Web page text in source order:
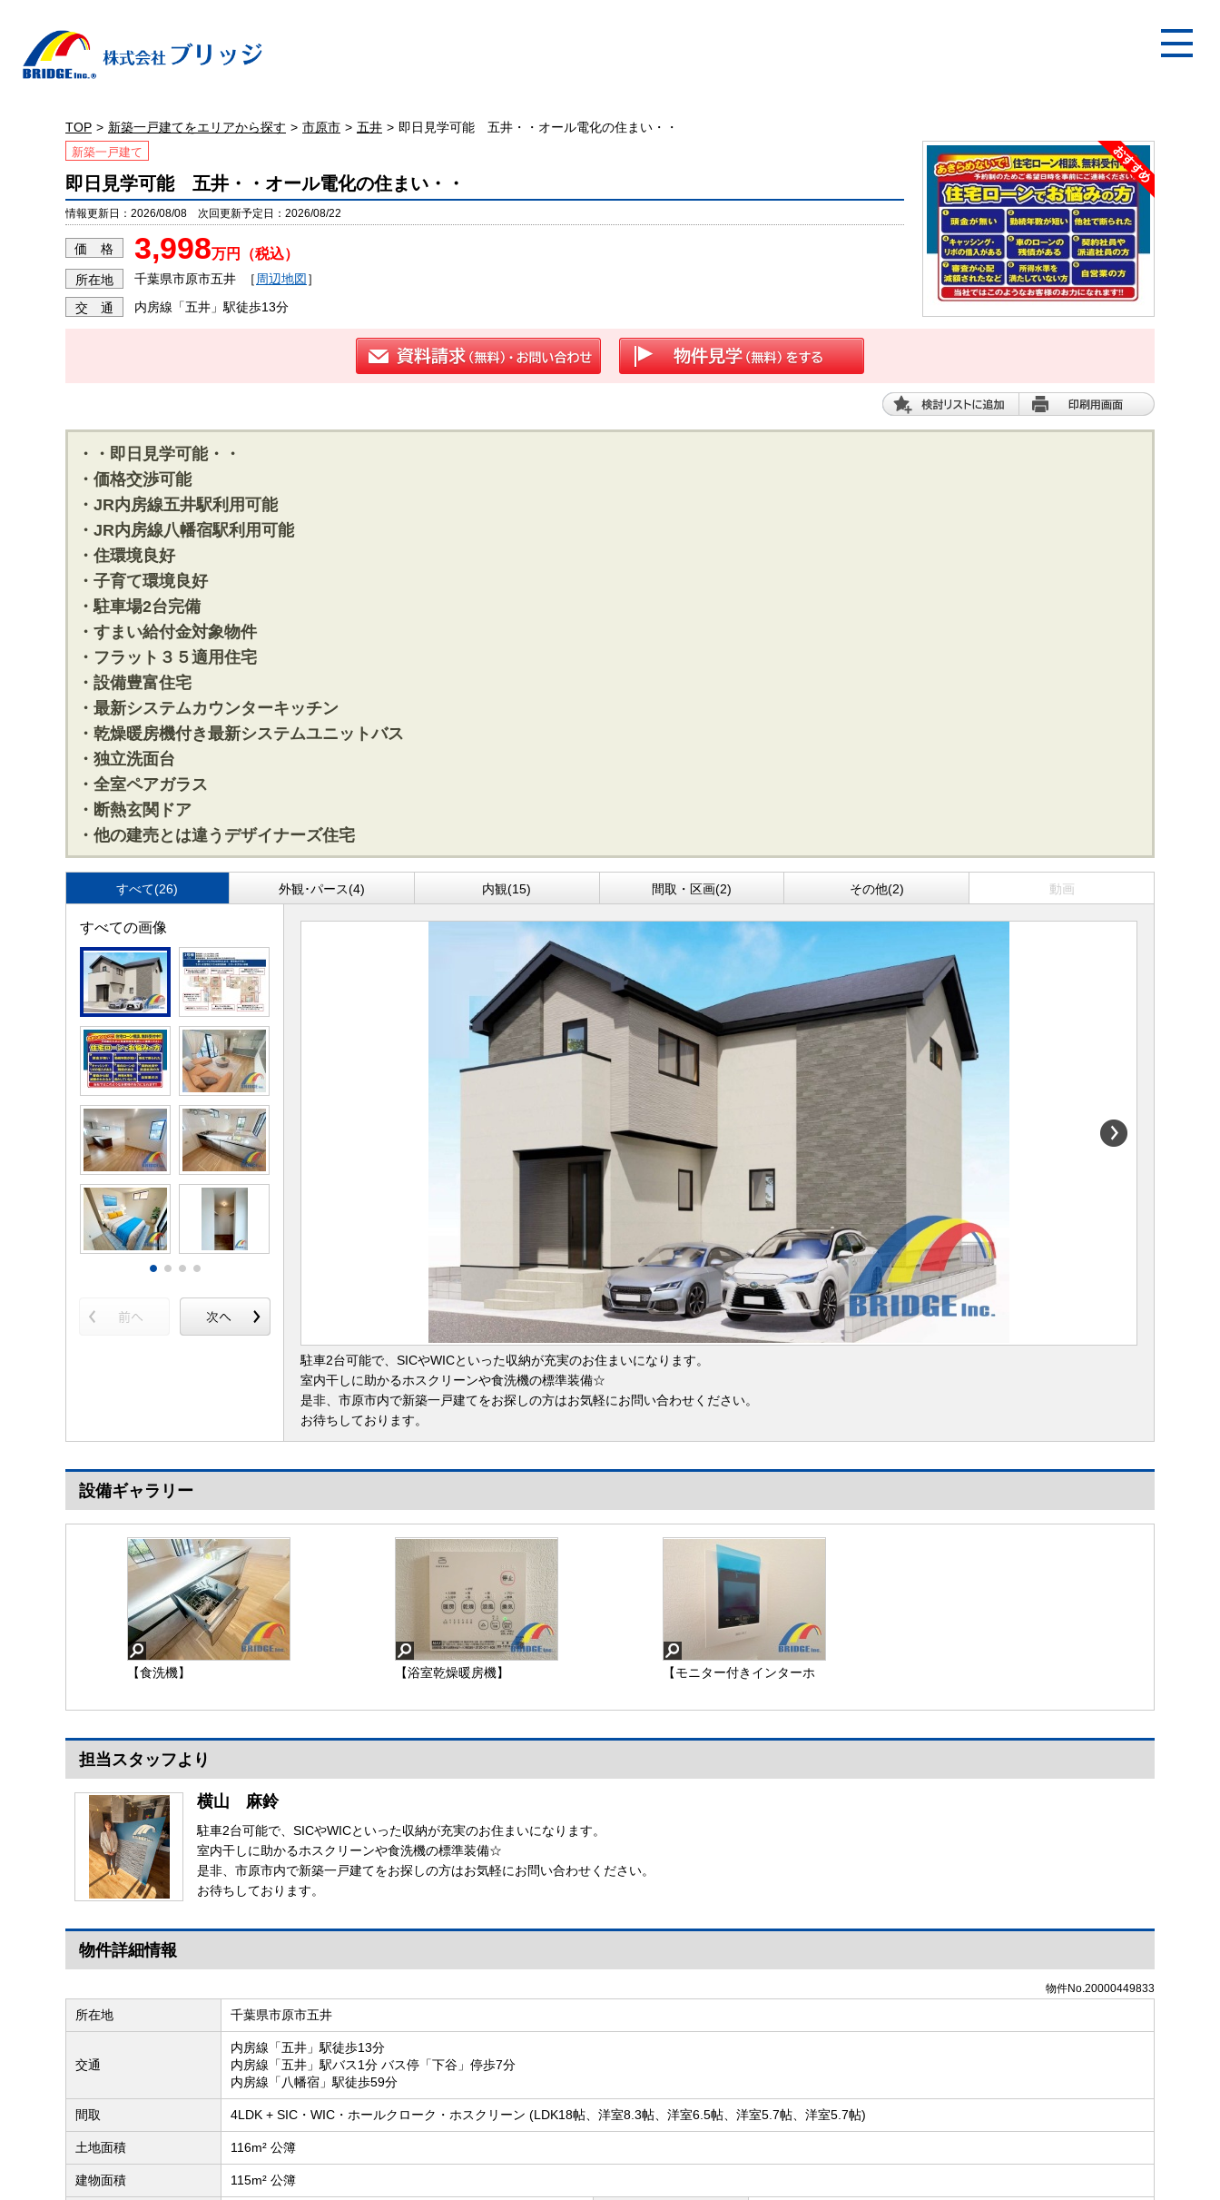
TOP 新築一戸建てをエリアから探す 市原市 五井 即日見学可能 五井・・オール電化の住まい・・
新築一戸建て
即日見学可能 五井・・オール電化の住まい・・
情報更新日：2026/08/08 次回更新予定日：2026/08/22
価 格 3,998万円（税込）
所在地 千葉県市原市五井 ［ 周辺地図］
交 通 内房線「五井」駅徒歩13分
・・即日見学可能・・
・価格交渉可能
・JR内房線五井駅利用可能
・JR内房線八幡宿駅利用可能
・住環境良好
・子育て環境良好
・駐車場2台完備
・すまい給付金対象物件
・フラット３５適用住宅
・設備豊富住宅
・最新システムカウンターキッチン
・乾燥暖房機付き最新システムユニットバス
・独立洗面台
・全室ペアガラス
・断熱玄関ドア
・他の建売とは違うデザイナーズ住宅
すべて(26) 外観･パース(4) 内観(15) 間取・区画(2) その他(2) 動画
すべての画像
駐車2台可能で、SICやWICといった収納が充実のお住まいになります。
室内干しに助かるホスクリーンや食洗機の標準装備☆
是非、市原市内で新築一戸建てをお探しの方はお気軽にお問い合わせください。
お待ちしております。
設備ギャラリー
【食洗機】 【浴室乾燥暖房機】
【モニター付きインターホ
担当スタッフより
横山 麻鈴
駐車2台可能で、SICやWICといった収納が充実のお住まいになります。
室内干しに助かるホスクリーンや食洗機の標準装備☆
是非、市原市内で新築一戸建てをお探しの方はお気軽にお問い合わせください。
お待ちしております。
物件詳細情報
物件No.20000449833
所在地 千葉県市原市五井
交通
内房線「五井」駅徒歩13分
内房線「五井」駅バス1分 バス停「下谷」停歩7分
内房線「八幡宿」駅徒歩59分
間取 4LDK + SIC・WIC・ホールクローク・ホスクリーン (LDK18帖、洋室8.3帖、洋室6.5帖、洋室5.7帖、洋室5.7帖)
土地面積 116m² 公簿
建物面積 115m² 公簿